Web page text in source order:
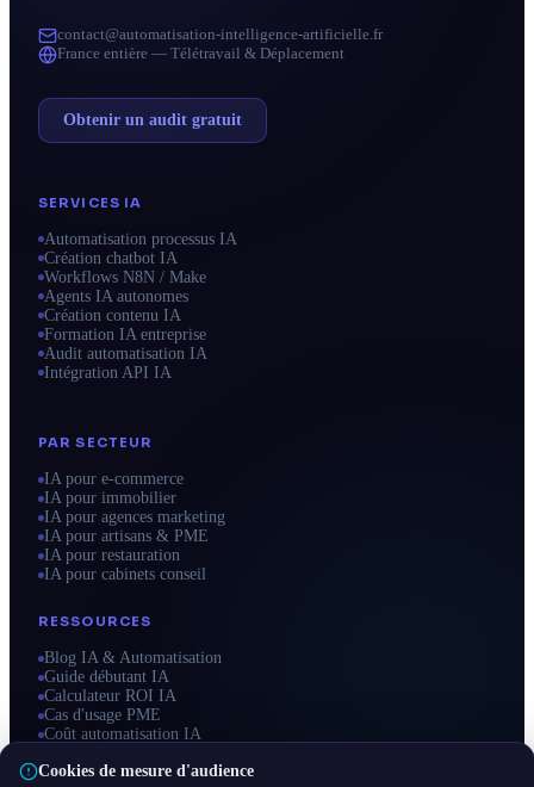
contact@automatisation-intelligence-artificielle.fr
France entière — Télétravail & Déplacement
Obtenir un audit gratuit
SERVICES IA
Automatisation processus IA
Création chatbot IA
Workflows N8N / Make
Agents IA autonomes
Création contenu IA
Formation IA entreprise
Audit automatisation IA
Intégration API IA
PAR SECTEUR
IA pour e-commerce
IA pour immobilier
IA pour agences marketing
IA pour artisans & PME
IA pour restauration
IA pour cabinets conseil
RESSOURCES
Blog IA & Automatisation
Guide débutant IA
Calculateur ROI IA
Cas d'usage PME
Coût automatisation IA
Cookies de mesure d'audience